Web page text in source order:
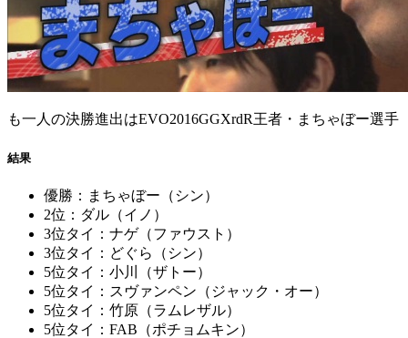
も一人の決勝進出はEVO2016GGXrdR王者・まちゃぼー選手
結果
優勝：まちゃぼー（シン）
2位：ダル（イノ）
3位タイ：ナゲ（ファウスト）
3位タイ：どぐら（シン）
5位タイ：小川（ザトー）
5位タイ：スヴァンペン（ジャック・オー）
5位タイ：竹原（ラムレザル）
5位タイ：FAB（ポチョムキン）